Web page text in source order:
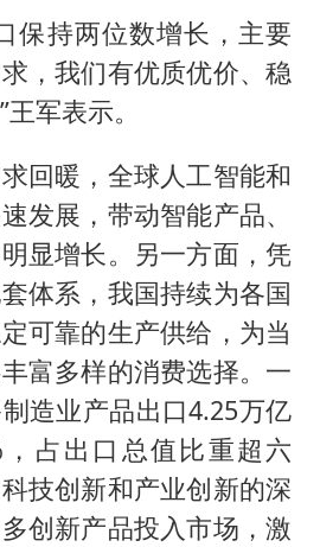
保持两位数增长，主要
，我们有优质优价、稳
军表示。
回暖，全球人工智能和
发展，带动智能产品、
显增长。另一方面，凭
体系，我国持续为各国
可靠的生产供给，为当
富多样的消费选择。一
造业产品出口4.25万亿
占出口总值比重超六
技创新和产业创新的深
创新产品投入市场，激